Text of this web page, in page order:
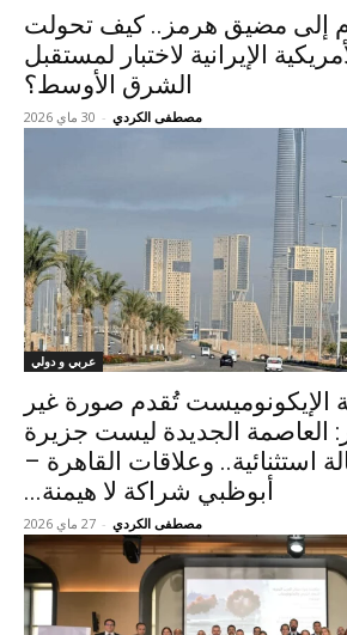
إلى مضيق هرمز.. كيف تحولت
الإيرانية لاختبار لمستقبل
الشرق الأوسط؟
مصطفى الكردي - 30 ماي 2026
عربي و دولي
الإيكونوميست تُقدم صورة غير
العاصمة الجديدة ليست جزيرة
استثنائية.. وعلاقات القاهرة –
أبوظبي شراكة لا هيمنة...
مصطفى الكردي - 27 ماي 2026